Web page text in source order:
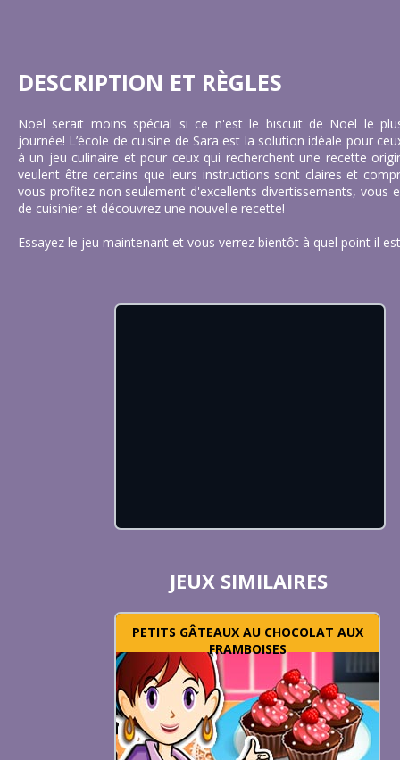
DESCRIPTION ET RÈGLES
Noël serait moins spécial si ce n'est le biscuit de Noël le
journée! L’école de cuisine de Sara est la solution idéale pour
à un jeu culinaire et pour ceux qui recherchent une recette
veulent être certains que leurs instructions sont claires et
vous profitez non seulement d'excellents divertissements, vous
de cuisinier et découvrez une nouvelle recette!
Essayez le jeu maintenant et vous verrez bientôt à quel point il
JEUX SIMILAIRES
PETITS GÂTEAUX AU CHOCOLAT AUX
FRAMBOISES